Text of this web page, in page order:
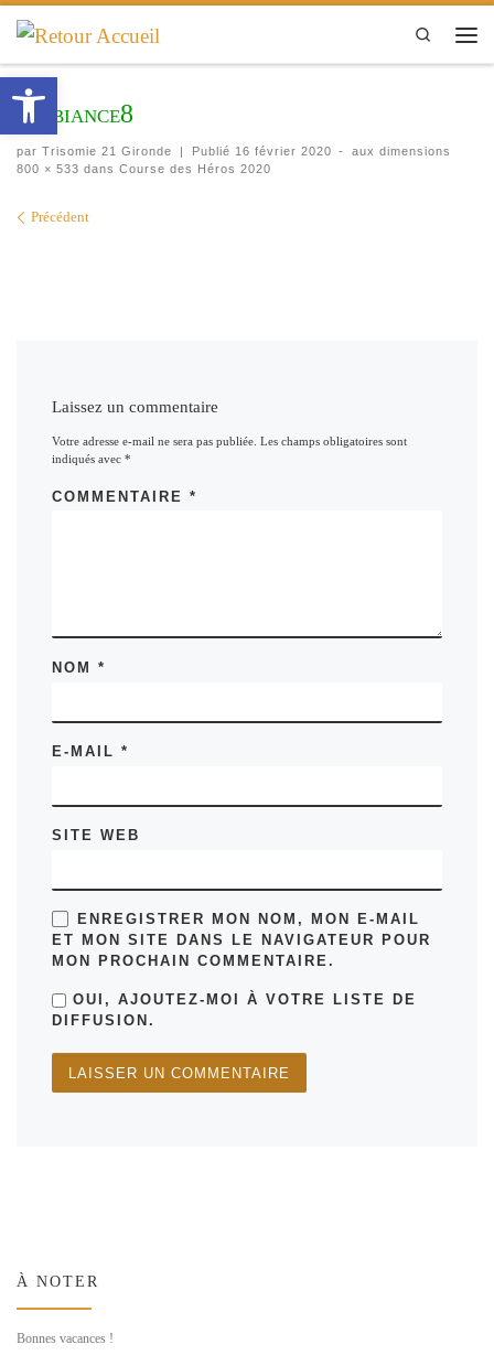
Passer au contenu
Search
Ambiance8
par Trisomie 21 Gironde | Publié 16 février 2020 -
aux dimensions
800 × 533 dans Course des Héros 2020
Navigation des images
Précédent
Laissez un commentaire
Votre adresse e-mail ne sera pas publiée. Les champs obligatoires sont
indiqués avec*
COMMENTAIRE*
NOM*
E-MAIL*
SITE WEB
ENREGISTRER MON NOM, MON E-MAIL
ET MON SITE DANS LE NAVIGATEUR POUR
MON PROCHAIN COMMENTAIRE.
OUI, AJOUTEZ-MOI À VOTRE LISTE DE
DIFFUSION.
À NOTER
Bonnes vacances !
Ouvrir la barre d’outils